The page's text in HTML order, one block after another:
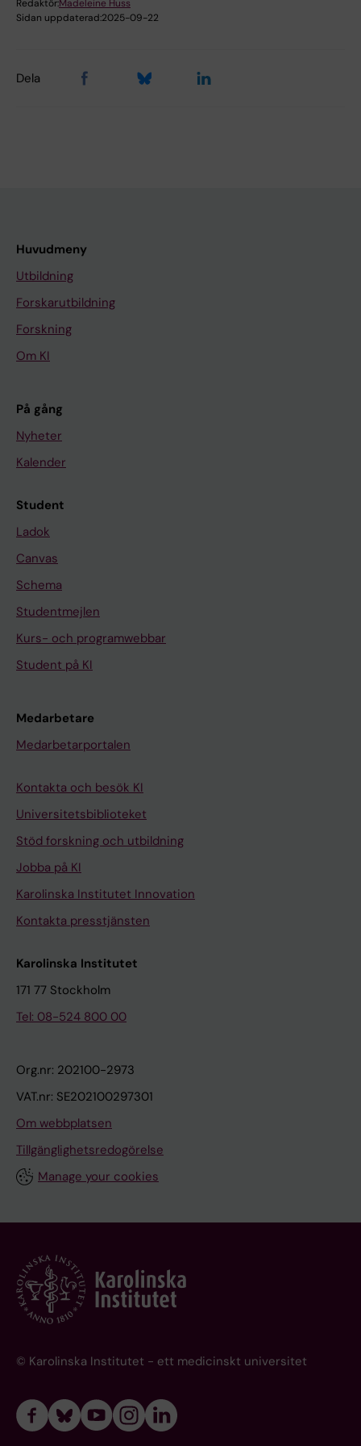
Redaktör:Madeleine Huss
Sidan uppdaterad:2025-09-22
Dela
Huvudmeny
Utbildning
Forskarutbildning
Forskning
Om KI
På gång
Nyheter
Kalender
Student
Ladok
Canvas
Schema
Studentmejlen
Kurs- och programwebbar
Student på KI
Medarbetare
Medarbetarportalen
Kontakta och besök KI
Universitetsbiblioteket
Stöd forskning och utbildning
Jobba på KI
Karolinska Institutet Innovation
Kontakta presstjänsten
Karolinska Institutet
171 77 Stockholm
Tel: 08-524 800 00
Org.nr: 202100-2973
VAT.nr: SE202100297301
Om webbplatsen
Tillgänglighetsredogörelse
Manage your cookies
© Karolinska Institutet - ett medicinskt universitet